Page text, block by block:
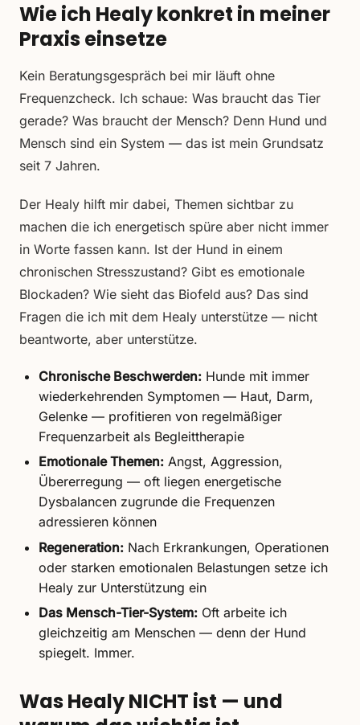
Wie ich Healy konkret in meiner
Praxis einsetze
Kein Beratungsgespräch bei mir läuft ohne
Frequenzcheck. Ich schaue: Was braucht das Tier
gerade? Was braucht der Mensch? Denn Hund und
Mensch sind ein System — das ist mein Grundsatz
seit 7 Jahren.
Der Healy hilft mir dabei, Themen sichtbar zu
machen die ich energetisch spüre aber nicht immer
in Worte fassen kann. Ist der Hund in einem
chronischen Stresszustand? Gibt es emotionale
Blockaden? Wie sieht das Biofeld aus? Das sind
Fragen die ich mit dem Healy unterstütze — nicht
beantworte, aber unterstütze.
Chronische Beschwerden: Hunde mit immer
wiederkehrenden Symptomen — Haut, Darm,
Gelenke — profitieren von regelmäßiger
Frequenzarbeit als Begleittherapie
Emotionale Themen: Angst, Aggression,
Übererregung — oft liegen energetische
Dysbalancen zugrunde die Frequenzen
adressieren können
Regeneration: Nach Erkrankungen, Operationen
oder starken emotionalen Belastungen setze ich
Healy zur Unterstützung ein
Das Mensch-Tier-System: Oft arbeite ich
gleichzeitig am Menschen — denn der Hund
spiegelt. Immer.
Was Healy NICHT ist — und